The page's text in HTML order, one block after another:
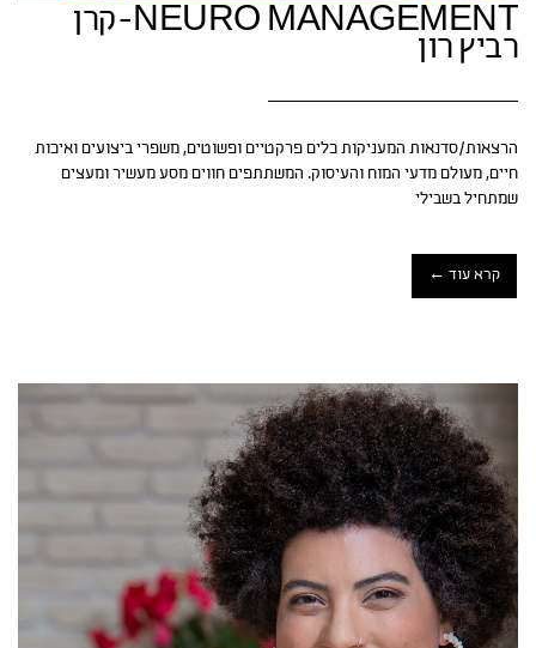
NEURO MANAGEMENT-קרן
רביץ רון
הרצאות/סדנאות המעניקות כלים פרקטיים ופשוטים, משפרי ביצועים ואיכות
חיים, מעולם מדעי המוח והעיסוק. המשתתפים חווים מסע מעשיר ומעצים
שמתחיל בשבילי
קרא עוד ←